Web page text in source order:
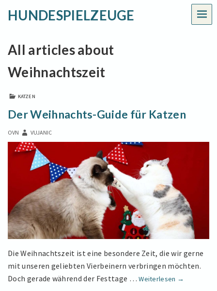
HUNDESPIELZEUGE
All articles about
Weihnachtszeit
KATZEN
Der Weihnachts-Guide für Katzen
OVN VUJANIC
Die Weihnachtszeit ist eine besondere Zeit, die wir gerne
mit unseren geliebten Vierbeinern verbringen möchten.
Doch gerade während der Festtage …Weiterlesen
Der
→